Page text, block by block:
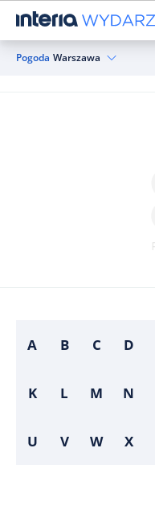
Pogoda Warszawa
A B C D
K L M N
U V W X